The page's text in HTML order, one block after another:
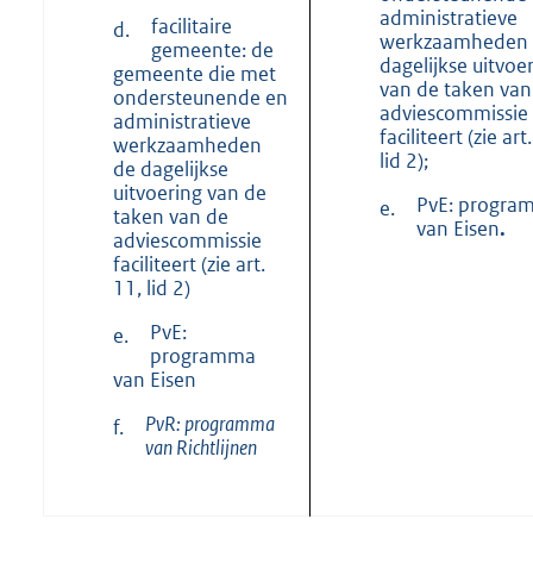
d.
facilitaire
gemeente: de
gemeente die met
ondersteunende en
administratieve
werkzaamheden
de dagelijkse
uitvoering van de
taken van de
adviescommissie
faciliteert (zie art.
11, lid 2)
e.
PvE:
programma
van Eisen
f.
PvR: programma
van Richtlijnen
administratieve
werkzaamheden
dagelijkse
van de taken
adviescommissie
faciliteert (zie
lid 2);
e.
PvE:
van Eisen.